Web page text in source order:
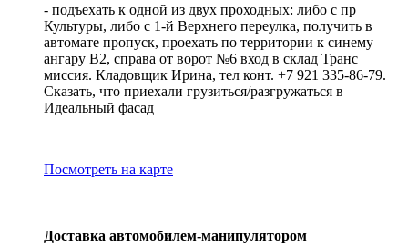
- подъехать к одной из двух проходных: либо с пр
Культуры, либо с 1-й Верхнего переулка, получить в
автомате пропуск, проехать по территории к синему
ангару В2, справа от ворот №6 вход в склад Транс
миссия. Кладовщик Ирина, тел конт. +7 921 335-86-79.
Сказать, что приехали грузиться/разгружаться в
Идеальный фасад
Посмотреть на карте
Доставка автомобилем-манипулятором